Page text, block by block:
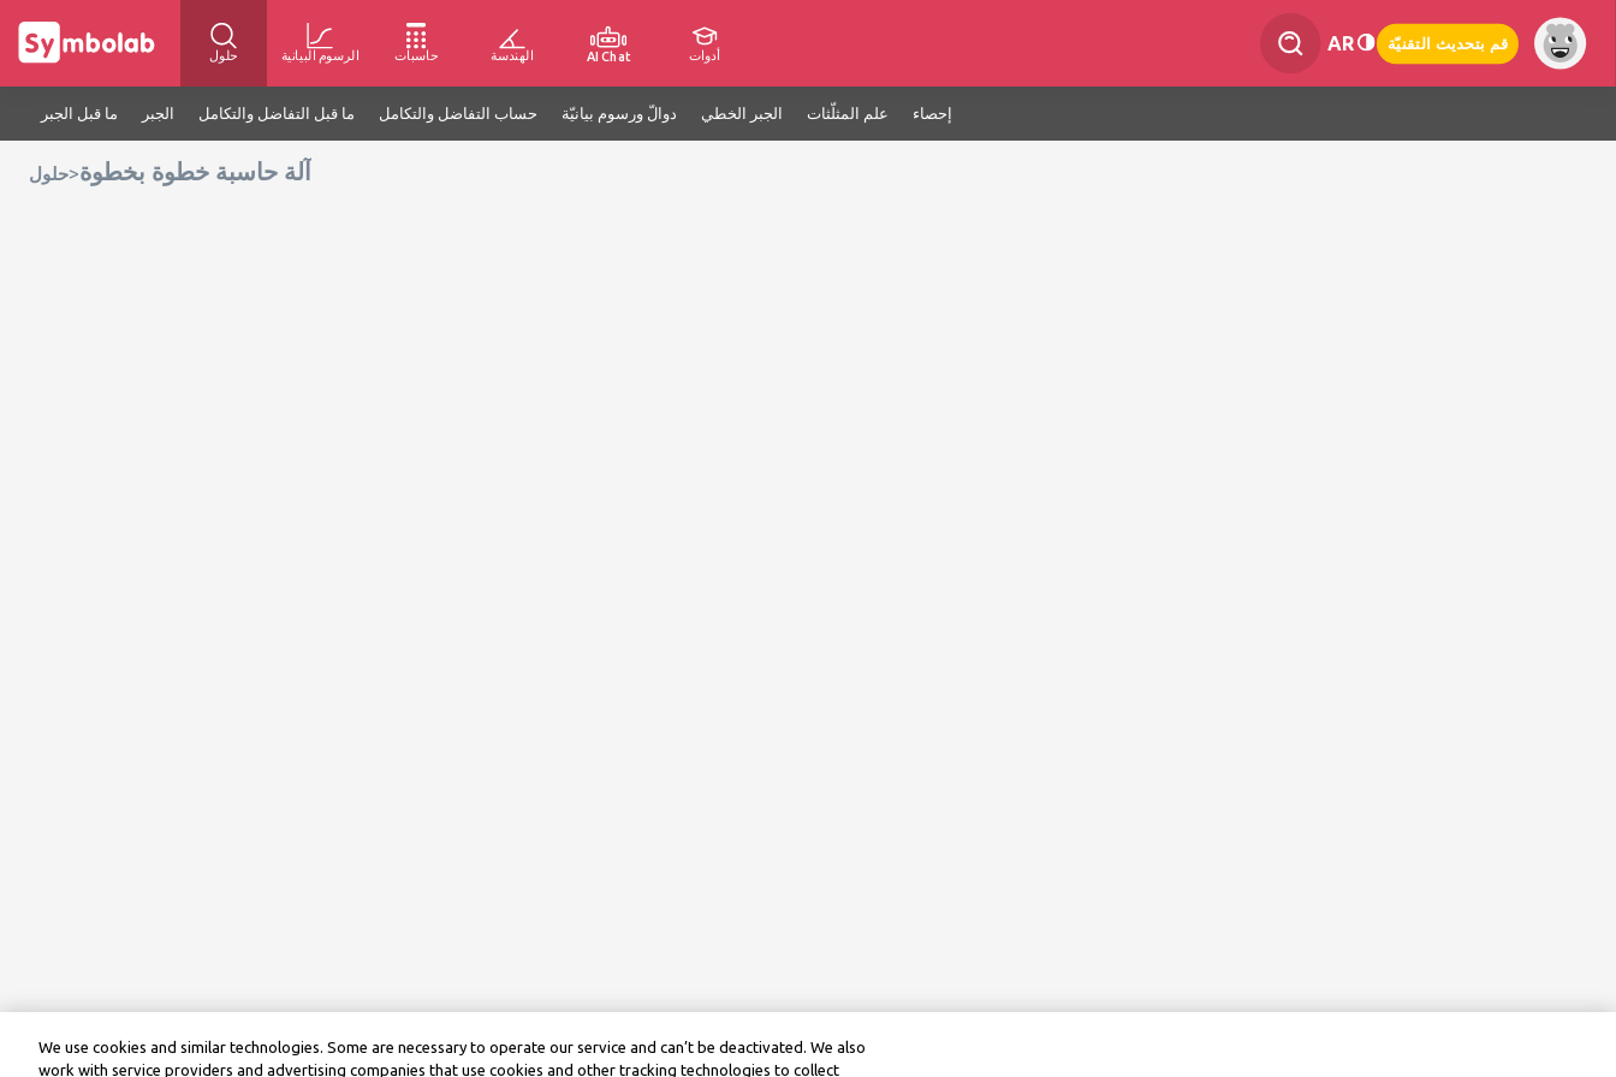
حلول الرسوم البيانية حاسبات الهندسة AI Chat أدوات
AR قم بتحديث التقنيّة
ما قبل الجبر الجبر ما قبل التفاضل والتكامل حساب التفاضل والتكامل دوالّ ورسوم بيانيّة الجبر الخطي علم المثلّثات إحصاء
حلول>آلة حاسبة خطوة بخطوة
We use cookies and similar technologies. Some are necessary to operate our service and can’t be deactivated. We also
work with service providers and advertising companies that use cookies and other tracking technologies to collect